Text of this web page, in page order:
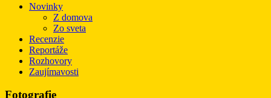
Novinky
Z domova
Zo sveta
Recenzie
Reportáže
Rozhovory
Zaujímavosti
Fotografie